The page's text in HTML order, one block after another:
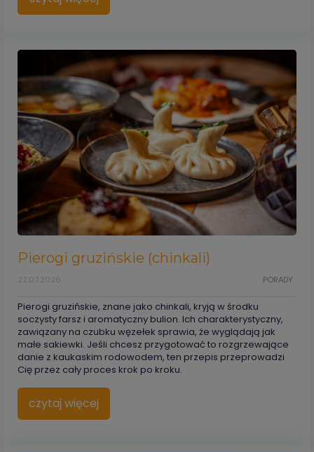
Pierogi gruzińskie (chinkali)
PORADY
22.07.2026
Pierogi gruzińskie, znane jako chinkali, kryją w środku
soczysty farsz i aromatyczny bulion. Ich charakterystyczny,
zawiązany na czubku węzełek sprawia, że wyglądają jak
małe sakiewki. Jeśli chcesz przygotować to rozgrzewające
danie z kaukaskim rodowodem, ten przepis przeprowadzi
Cię przez cały proces krok po kroku.
czytaj więcej